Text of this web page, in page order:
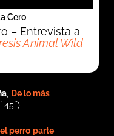
Cero
– Entrevista a
Animal Wild
, De lo más
perro parte